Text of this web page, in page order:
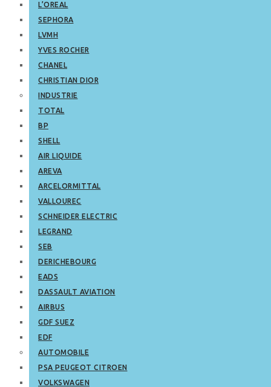
L’OREAL
SEPHORA
LVMH
YVES ROCHER
CHANEL
CHRISTIAN DIOR
INDUSTRIE
TOTAL
BP
SHELL
AIR LIQUIDE
AREVA
ARCELORMITTAL
VALLOUREC
SCHNEIDER ELECTRIC
LEGRAND
SEB
DERICHEBOURG
EADS
DASSAULT AVIATION
AIRBUS
GDF SUEZ
EDF
AUTOMOBILE
PSA PEUGEOT CITROEN
VOLKSWAGEN